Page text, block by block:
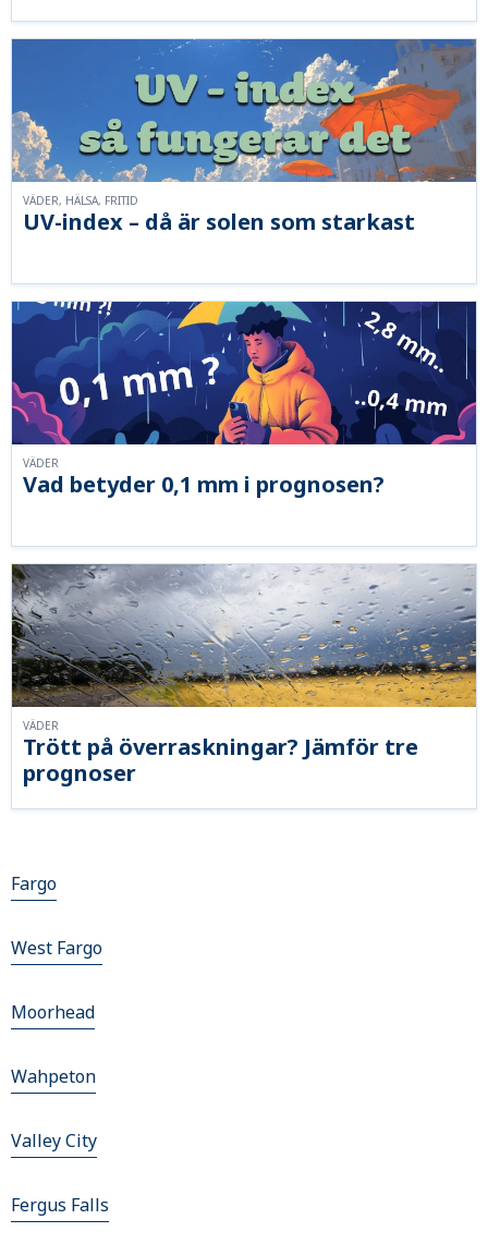
UV-index – då är solen som starkast
VÄDER, HÄLSA, FRITID
Vad betyder 0,1 mm i prognosen?
VÄDER
Trött på överraskningar? Jämför tre
prognoser
VÄDER
Fargo
West Fargo
Moorhead
Wahpeton
Valley City
Fergus Falls